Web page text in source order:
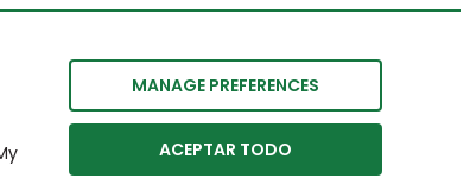
MANAGE PREFERENCES
ACEPTAR TODO